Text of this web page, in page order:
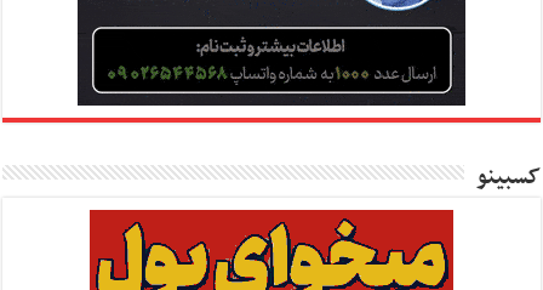
کسبینو